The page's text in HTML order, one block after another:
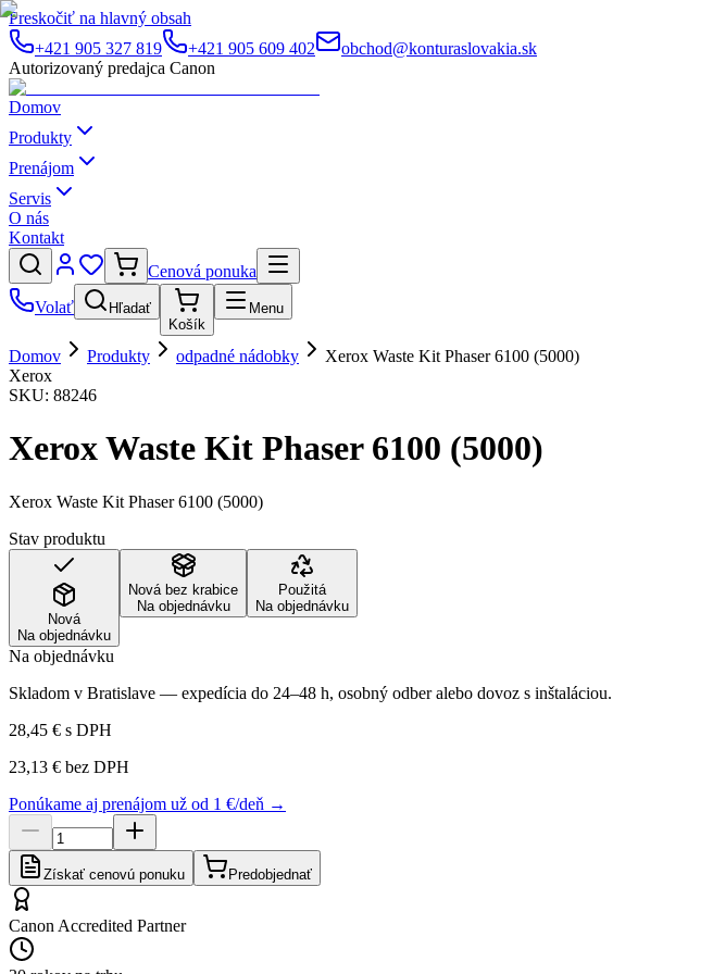
Preskočiť na hlavný obsah
+421 905 327 819
+421 905 609 402
obchod@konturaslovakia.sk
Autorizovaný predajca Canon
Domov
Produkty
Prenájom
Servis
O nás
Kontakt
Cenová ponuka
Volať
Hľadať
Košík
Menu
Domov Produkty odpadné nádobky
Xerox Waste Kit Phaser 6100 (5000)
Xerox
SKU: 88246
Xerox Waste Kit Phaser 6100 (5000)
Xerox Waste Kit Phaser 6100 (5000)
Stav produktu
Nová
Na objednávku
Nová bez krabice
Na objednávku
Použitá
Na objednávku
Na objednávku
Skladom v Bratislave — expedícia do 24–48 h, osobný odber alebo dovoz s inštaláciou.
28,45 € s DPH
23,13 € bez DPH
Ponúkame aj prenájom už od 1 €/deň →
Získať cenovú ponuku Predobjednať
Canon Accredited Partner